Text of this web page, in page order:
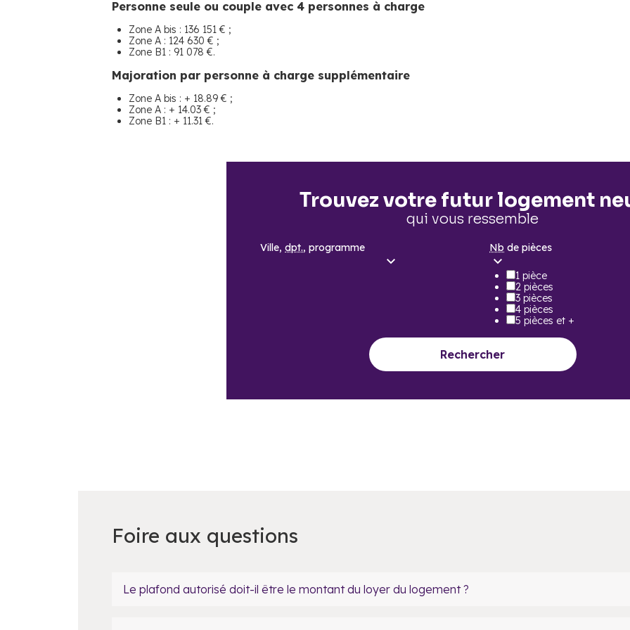
Personne seule ou couple avec 4 personnes à charge
Zone A bis : 136 151 € ;
Zone A : 124 630 € ;
Zone B1 : 91 078 €.
Majoration par personne à charge supplémentaire
Zone A bis : + 18.89 € ;
Zone A : + 14.03 € ;
Zone B1 : + 11.31 €.
Trouvez votre futur logement
qui vous ressemble
Ville, dpt., programme Nb de pièces
1 pièce
2 pièces
3 pièces
4 pièces
5 pièces et +
Rechercher
Foire aux questions
Le plafond autorisé doit-il être le montant du loyer du logement ?